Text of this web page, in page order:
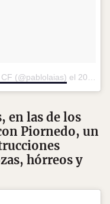
(@pablolaias) el 20 de Feb de 2016 a la(s) 3:37 PST
en las de los
Piornedo, un
hórreos y